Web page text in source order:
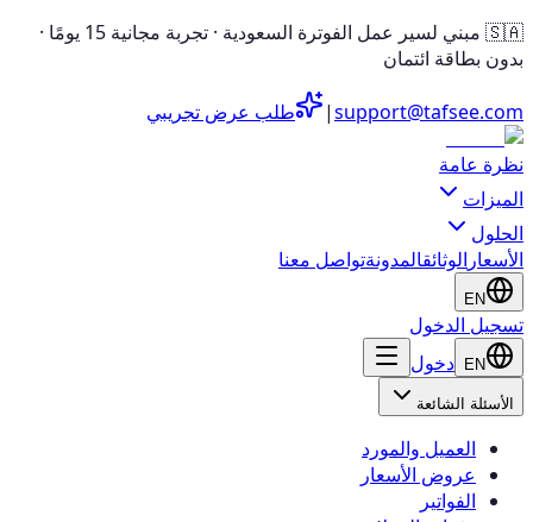
🇸🇦 مبني لسير عمل الفوترة السعودية · تجربة مجانية 15 يومًا ·
بدون بطاقة ائتمان
support@tafsee.com
|
طلب عرض تجريبي
نظرة عامة
الميزات
الحلول
الأسعار الوثائقالمدونةتواصل معنا
EN
تسجيل الدخول
EN دخول
الأسئلة الشائعة
العميل والمورد
عروض الأسعار
الفواتير